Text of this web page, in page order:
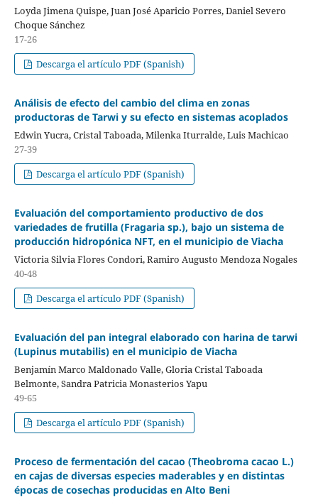
Loyda Jimena Quispe, Juan José Aparicio Porres, Daniel Severo
Choque Sánchez
17-26
Descarga el artículo PDF (Spanish)
Análisis de efecto del cambio del clima en zonas
productoras de Tarwi y su efecto en sistemas acoplados
Edwin Yucra, Cristal Taboada, Milenka Iturralde, Luis Machicao
27-39
Descarga el artículo PDF (Spanish)
Evaluación del comportamiento productivo de dos
variedades de frutilla (Fragaria sp.), bajo un sistema de
producción hidropónica NFT, en el municipio de Viacha
Victoria Silvia Flores Condori, Ramiro Augusto Mendoza Nogales
40-48
Descarga el artículo PDF (Spanish)
Evaluación del pan integral elaborado con harina de tarwi
(Lupinus mutabilis) en el municipio de Viacha
Benjamín Marco Maldonado Valle, Gloria Cristal Taboada
Belmonte, Sandra Patricia Monasterios Yapu
49-65
Descarga el artículo PDF (Spanish)
Proceso de fermentación del cacao (Theobroma cacao L.)
en cajas de diversas especies maderables y en distintas
épocas de cosechas producidas en Alto Beni